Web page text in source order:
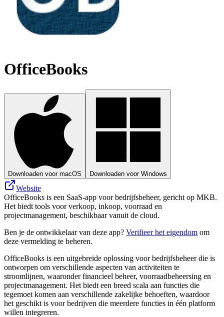
OfficeBooks
Downloaden voor macOS Downloaden voor Windows
Website
OfficeBooks is een SaaS-app voor bedrijfsbeheer, gericht op MKB.
Het biedt tools voor verkoop, inkoop, voorraad en
projectmanagement, beschikbaar vanuit de cloud.
Ben je de ontwikkelaar van deze app? Verifieer het eigendom om
deze vermelding te beheren.
OfficeBooks is een uitgebreide oplossing voor bedrijfsbeheer die is
ontworpen om verschillende aspecten van activiteiten te
stroomlijnen, waaronder financieel beheer, voorraadbeheersing en
projectmanagement. Het biedt een breed scala aan functies die
tegemoet komen aan verschillende zakelijke behoeften, waardoor
het geschikt is voor bedrijven die meerdere functies in één platform
willen integreren.